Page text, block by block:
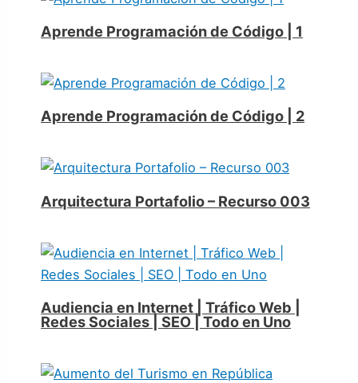
Aprende Programación de Código | 1
Aprende Programación de Código | 2
Arquitectura Portafolio – Recurso 003
Audiencia en Internet | Tráfico Web |
Redes Sociales | SEO | Todo en Uno